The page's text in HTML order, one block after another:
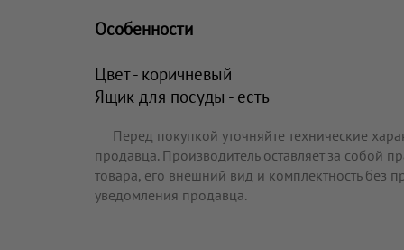
Особенности
Цвет - коричневый
Ящик для посуды - есть
Перед покупкой уточняйте технические
продавца. Производитель оставляет за собой
товара, его внешний вид и комплектность без
уведомления продавца.